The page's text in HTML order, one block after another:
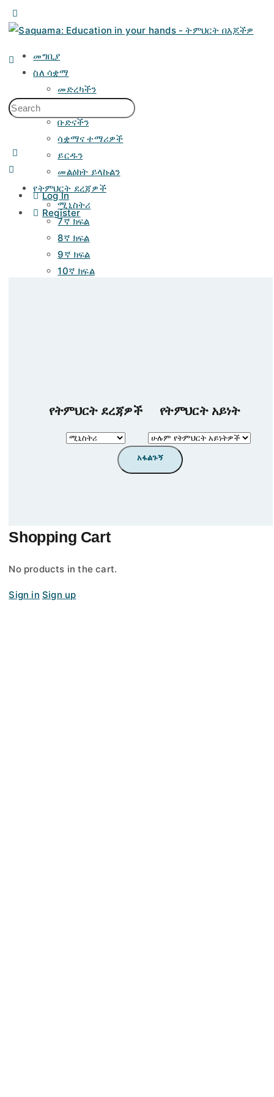
መግቢያ
ስለ ሳቋማ
መድረካችን
ቡድናችን
ሳቋማና ተማሪዎች
ይርዱን
መልዕክት ይላኩልን
የትምህርት ደረጃዎች
ሚኒስትሪ
7ኛ ክፍል
8ኛ ክፍል
9ኛ ክፍል
10ኛ ክፍል
ፊዚክስ
ቻይንኛ
Shopping Cart
No products in the cart.
Sign in Sign up
Log In
Register
የትምህርት ደረጃዎች የትምህርት አይነት